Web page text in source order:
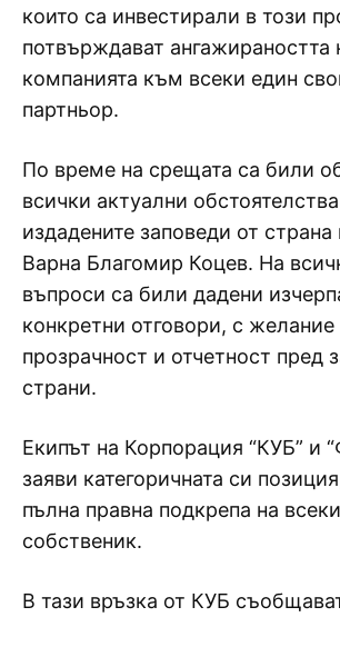
които са инвестирали в този
потвърждават ангажираността
компанията към всеки един
партньор.
По време на срещата са били
всички актуални
издадените заповеди от страна
Варна Благомир Коцев. На
въпроси са били дадени
конкретни отговори, с желание
прозрачност и отчетност пред
страни.
Екипът на Корпорация “КУБ” и
заяви категоричната си
пълна правна подкрепа на
собственик.
В тази връзка от КУБ